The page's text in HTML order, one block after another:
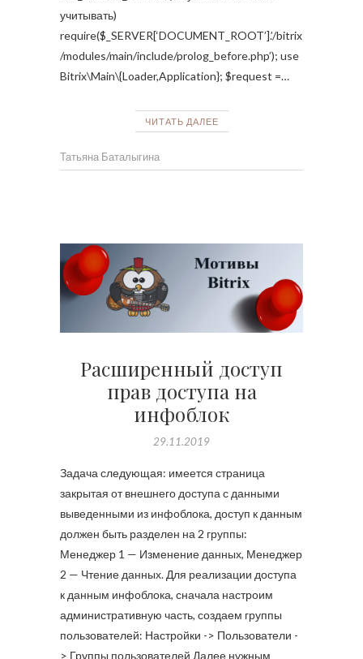
учитывать)
require($_SERVER[‘DOCUMENT_ROOT’].’/bitrix
/modules/main/include/prolog_before.php’); use
Bitrix\Main\{Loader,Application}; $request =…
ЧИТАТЬ ДАЛЕЕ
Татьяна Баталыгина
Расширенный доступ
прав доступа на
инфоблок
29.11.2019
Задача следующая: имеется страница
закрытая от внешнего доступа с данными
выведенными из инфоблока, доступ к данным
должен быть разделен на 2 группы:
Менеджер 1 — Изменение данных, Менеджер
2 — Чтение данных. Для реализации доступа
к данным инфоблока, сначала настроим
административную часть, создаем группы
пользователей: Настройки -> Пользователи -
> Группы пользователей Далее нужным